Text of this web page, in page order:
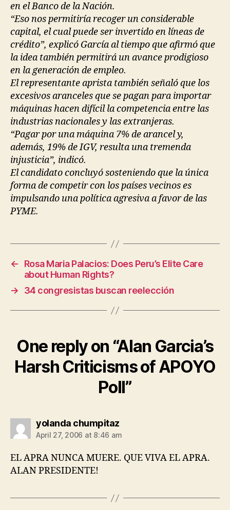
en el Banco de la Nación.
“Eso nos permitiría recoger un considerable
capital, el cual puede ser invertido en líneas de
crédito”, explicó García al tiempo que afirmó que
la idea también permitirá un avance prodigioso
en la generación de empleo.
El representante aprista también señaló que los
excesivos aranceles que se pagan para importar
máquinas hacen difícil la competencia entre las
industrias nacionales y las extranjeras.
“Pagar por una máquina 7% de arancel y,
además, 19% de IGV, resulta una tremenda
injusticia”, indicó.
El candidato concluyó sosteniendo que la única
forma de competir con los países vecinos es
impulsando una política agresiva a favor de las
PYME.
←
Rosa Maria Palacios: Does Peru’s Elite Care
about Human Rights?
→
34 congresistas buscan reelección
One reply on “Alan Garcia’s
Harsh Criticisms of APOYO
Poll”
yolanda chumpitazsays:
April 27, 2006 at 8:46 am
EL APRA NUNCA MUERE. QUE VIVA EL APRA.
ALAN PRESIDENTE!